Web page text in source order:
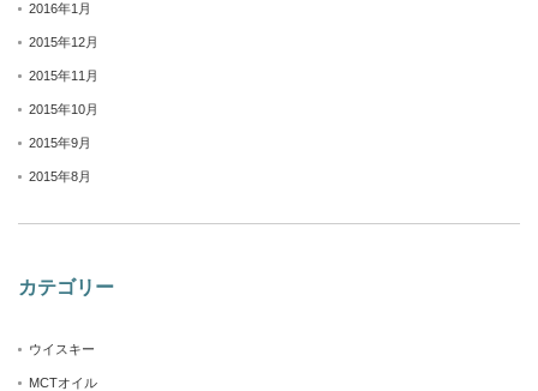
2016年1月
2015年12月
2015年11月
2015年10月
2015年9月
2015年8月
カテゴリー
ウイスキー
MCTオイル